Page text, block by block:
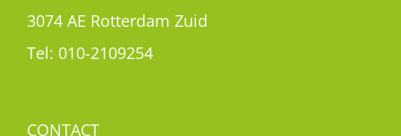
3074 AE Rotterdam Zuid
Tel: 010-2109254
CONTACT